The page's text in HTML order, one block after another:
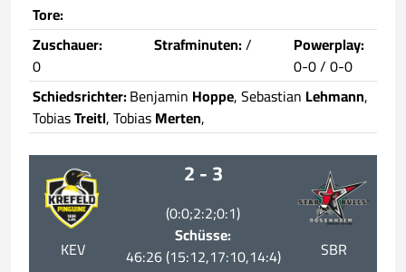
Tore:
Zuschauer:
0
Strafminuten:/
Powerplay:
0-0 / 0-0
Schiedsrichter:Benjamin Hoppe, Sebastian Lehmann,
TobiasTreitl, TobiasMerten,
KEV
2 - 3
(0:0;2:2;0:1)
Schüsse:
46:26 (15:12,17:10,14:4)
SBR